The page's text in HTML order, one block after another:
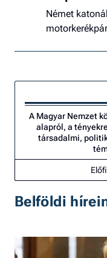
Német
A Magyar Nemzet
alapról, a
társadalmi,
Belföldi